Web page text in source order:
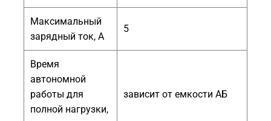
Максимальный
зарядный ток, А
5
Время
автономной
работы для
полной нагрузки,
зависит от емкости АБ